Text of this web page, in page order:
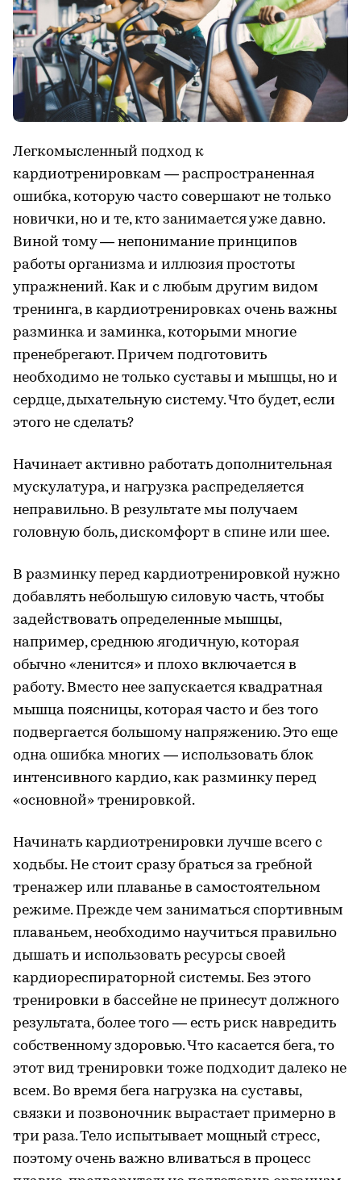
Легкомысленный подход к
кардиотренировкам — распространенная
ошибка, которую часто совершают не только
новички, но и те, кто занимается уже давно.
Виной тому — непонимание принципов
работы организма и иллюзия простоты
упражнений. Как и с любым другим видом
тренинга, в кардиотренировках очень важны
разминка и заминка, которыми многие
пренебрегают. Причем подготовить
необходимо не только суставы и мышцы, но и
сердце, дыхательную систему. Что будет, если
этого не сделать?
Начинает активно работать дополнительная
мускулатура, и нагрузка распределяется
неправильно. В результате мы получаем
головную боль, дискомфорт в спине или шее.
В разминку перед кардиотренировкой нужно
добавлять небольшую силовую часть, чтобы
задействовать определенные мышцы,
например, среднюю ягодичную, которая
обычно «ленится» и плохо включается в
работу. Вместо нее запускается квадратная
мышца поясницы, которая часто и без того
подвергается большому напряжению. Это еще
одна ошибка многих — использовать блок
интенсивного кардио, как разминку перед
«основной» тренировкой.
Начинать кардиотренировки лучше всего с
ходьбы. Не стоит сразу браться за гребной
тренажер или плаванье в самостоятельном
режиме. Прежде чем заниматься спортивным
плаваньем, необходимо научиться правильно
дышать и использовать ресурсы своей
кардиореспираторной системы. Без этого
тренировки в бассейне не принесут должного
результата, более того — есть риск навредить
собственному здоровью. Что касается бега, то
этот вид тренировки тоже подходит далеко не
всем. Во время бега нагрузка на суставы,
связки и позвоночник вырастает примерно в
три раза. Тело испытывает мощный стресс,
поэтому очень важно вливаться в процесс